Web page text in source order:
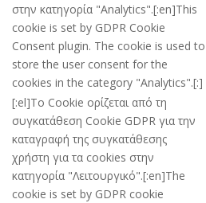
στην κατηγορία "Analytics".[:en]This
cookie is set by GDPR Cookie
Consent plugin. The cookie is used to
store the user consent for the
cookies in the category "Analytics".[:]
[:el]Το Cookie ορίζεται από τη
συγκατάθεση Cookie GDPR για την
καταγραφή της συγκατάθεσης
χρήστη για τα cookies στην
κατηγορία "Λειτουργικό".[:en]The
cookie is set by GDPR cookie